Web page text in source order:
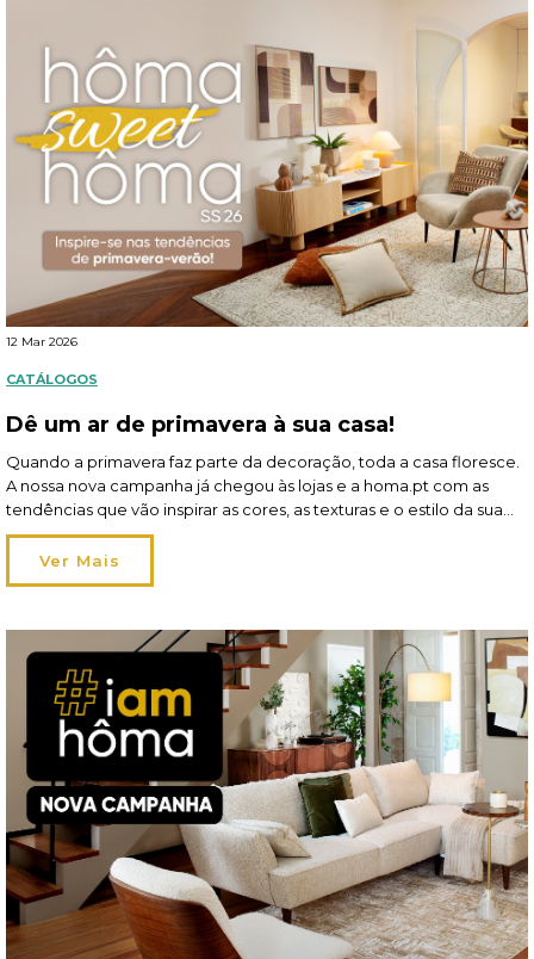
12 Mar 2026
CATÁLOGOS
Dê um ar de primavera à sua casa!
Quando a primavera faz parte da decoração, toda a casa floresce.
A nossa nova campanha já chegou às lojas e a homa.pt com as
tendências que vão inspirar as cores, as texturas e o estilo da sua
hôma sweet hôma! A estação pede leveza — no tom e na
atmosfera — e a perfeição dá […]
Ver Mais